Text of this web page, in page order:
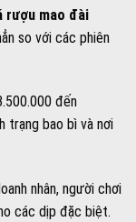
rượu mao đài
so với các phiên
đến
trạng bao bì và nơi
nhân, người chơi
các dịp đặc biệt.